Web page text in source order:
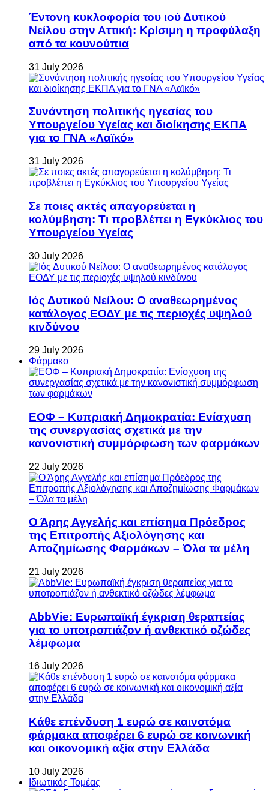
Έντονη κυκλοφορία του ιού Δυτικού
Νείλου στην Αττική: Κρίσιμη η προφύλαξη
από τα κουνούπια
31 July 2026
Συνάντηση πολιτικής ηγεσίας του
Υπουργείου Υγείας και διοίκησης ΕΚΠΑ
για το ΓΝΑ «Λαϊκό»
31 July 2026
Σε ποιες ακτές απαγορεύεται η
κολύμβηση: Τι προβλέπει η Εγκύκλιος του
Υπουργείου Υγείας
30 July 2026
Ιός Δυτικού Νείλου: Ο αναθεωρημένος
κατάλογος ΕΟΔΥ με τις περιοχές υψηλού
κινδύνου
29 July 2026
Φάρμακο
ΕΟΦ – Κυπριακή Δημοκρατία: Ενίσχυση
της συνεργασίας σχετικά με την
κανονιστική συμμόρφωση των φαρμάκων
22 July 2026
Ο Άρης Αγγελής και επίσημα Πρόεδρος
της Επιτροπής Αξιολόγησης και
Αποζημίωσης Φαρμάκων – Όλα τα μέλη
21 July 2026
AbbVie: Ευρωπαϊκή έγκριση θεραπείας
για το υποτροπιάζον ή ανθεκτικό οζώδες
λέμφωμα
16 July 2026
Κάθε επένδυση 1 ευρώ σε καινοτόμα
φάρμακα αποφέρει 6 ευρώ σε κοινωνική
και οικονομική αξία στην Ελλάδα
10 July 2026
Ιδιωτικός Τομέας